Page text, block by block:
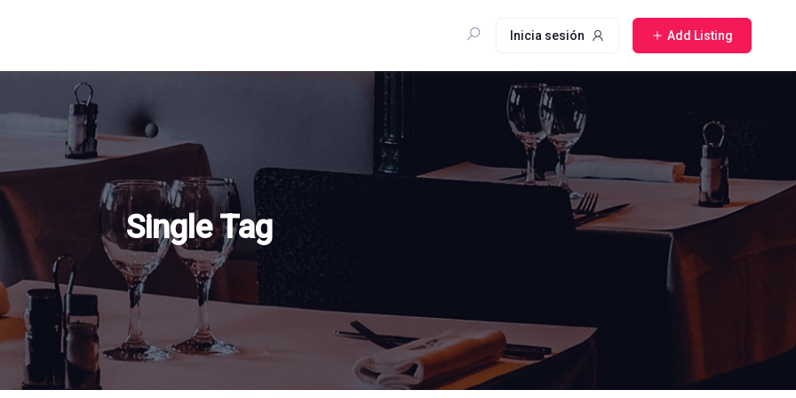
Inicia sesión Add Listing
Single Tag